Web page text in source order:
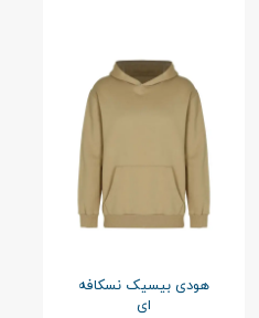
هودی بیسیک نسکافه
ای